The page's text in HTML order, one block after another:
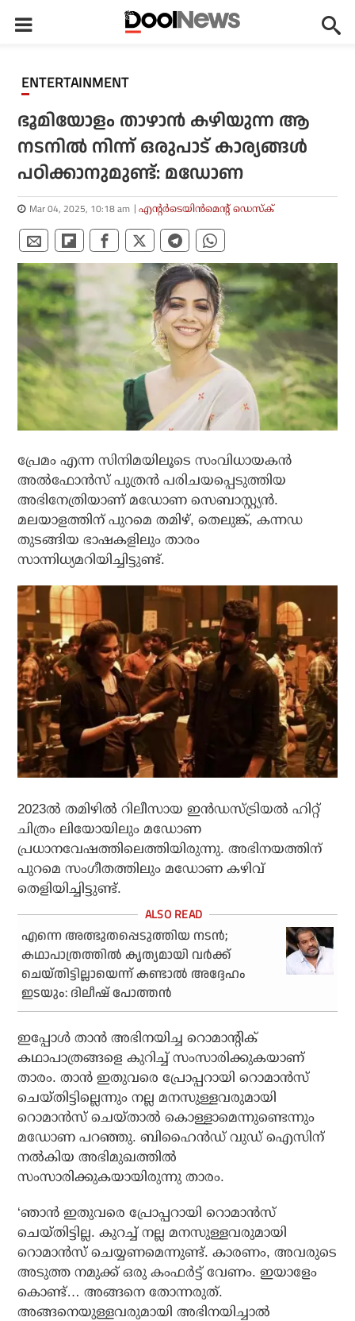
ENTERTAINMENT
ഭൂമിയോളം താഴാന്‍ കഴിയുന്ന ആ
നടനില്‍ നിന്ന് ഒരുപാട് കാര്യങ്ങള്‍
പഠിക്കാനുമുണ്ട്: മഡോണ
Mar 04, 2025, 10:18 am എന്റര്‍ടെയിന്‍മെന്റ് ഡെസ്‌ക്
പ്രേമം എന്ന സിനിമയിലൂടെ സംവിധായകന്‍
അല്‍ഫോന്‍സ് പുത്രന്‍ പരിചയപ്പെടുത്തിയ
അഭിനേത്രിയാണ് മഡോണ സെബാസ്റ്റ്യന്‍.
മലയാളത്തിന് പുറമെ തമിഴ്, തെലുങ്ക്, കന്നഡ
തുടങ്ങിയ ഭാഷകളിലും താരം
സാന്നിധ്യമറിയിച്ചിട്ടുണ്ട്.
2023ല്‍ തമിഴില്‍ റിലീസായ ഇന്‍ഡസ്ട്രിയല്‍ ഹിറ്റ്
ചിത്രം ലിയോയിലും മഡോണ
പ്രധാനവേഷത്തിലെത്തിയിരുന്നു. അഭിനയത്തിന്
പുറമെ സംഗീതത്തിലും മഡോണ കഴിവ്
തെളിയിച്ചിട്ടുണ്ട്.
എന്നെ അത്ഭുതപ്പെടുത്തിയ നടന്‍;
കഥാപാത്രത്തില്‍ കൃത്യമായി വര്‍ക്ക്
ചെയ്തിട്ടില്ലായെന്ന് കണ്ടാല്‍ അദ്ദേഹം
ഇടയും: ദിലീഷ് പോത്തന്‍
ഇപ്പോള്‍ താന്‍ അഭിനയിച്ച റൊമാന്റിക്
കഥാപാത്രങ്ങളെ കുറിച്ച് സംസാരിക്കുകയാണ്
താരം. താന്‍ ഇതുവരെ പ്രോപ്പറായി റൊമാന്‍സ്
ചെയ്തിട്ടില്ലെന്നും നല്ല മനസുള്ളവരുമായി
റൊമാന്‍സ് ചെയ്താല്‍ കൊള്ളാമെന്നുണ്ടെന്നും
മഡോണ പറഞ്ഞു. ബിഹൈന്‍ഡ് വുഡ് ഐസിന്
നല്‍കിയ അഭിമുഖത്തില്‍
സംസാരിക്കുകയായിരുന്നു താരം.
‘ഞാന്‍ ഇതുവരെ പ്രോപ്പറായി റൊമാന്‍സ്
ചെയ്തിട്ടില്ല. കുറച്ച് നല്ല മനസുള്ളവരുമായി
റൊമാന്‍സ് ചെയ്യണമെന്നുണ്ട്. കാരണം, അവരുടെ
അടുത്ത നമുക്ക് ഒരു കംഫര്‍ട്ട് വേണം. ഇയാളേം
കൊണ്ട്… അങ്ങനെ തോന്നരുത്.
അങ്ങനെയുള്ളവരുമായി അഭിനയിച്ചാല്‍